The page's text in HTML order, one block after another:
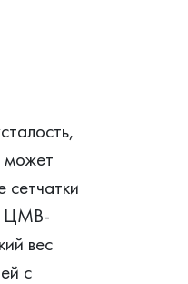
может
сетчатки
ЦМВ-
вес
с